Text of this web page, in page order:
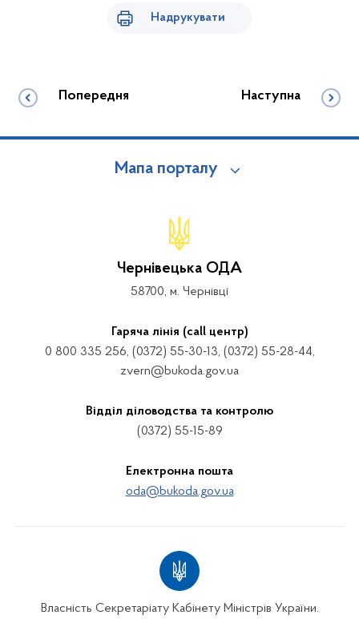
Надрукувати
Попередня Наступна
Мапа порталу
Чернівецька ОДА
58700, м. Чернівці
Гаряча лінія (call центр)
0 800 335 256, (0372) 55-30-13, (0372) 55-28-44,
zvern@bukoda.gov.ua
Відділ діловодства та контролю
(0372) 55-15-89
Електронна пошта
oda@bukoda.gov.ua
Власність Секретаріату Кабінету Міністрів України.